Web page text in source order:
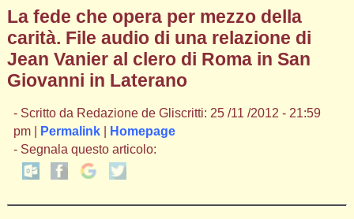
La fede che opera per mezzo della
carità. File audio di una relazione di
Jean Vanier al clero di Roma in San
Giovanni in Laterano
- Scritto da Redazione de Gliscritti: 25 /11 /2012 - 21:59
pm |
Permalink|
Homepage
- Segnala questo articolo: